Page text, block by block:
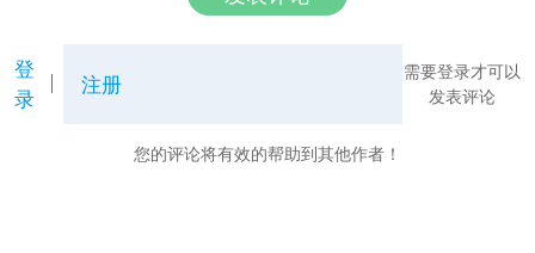
登
录
注册
需要登录才可以
发表评论
您的评论将有效的帮助到其他作者！